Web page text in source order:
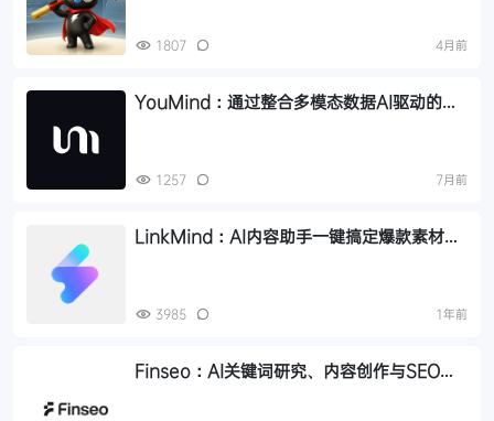
1807 4月前
YouMind：通过整合多模态数据AI驱动的资
1257 7月前
LinkMind：AI内容助手一键搞定爆款素材，
3985 1年前
Finseo：AI关键词研究、内容创作与SEO优